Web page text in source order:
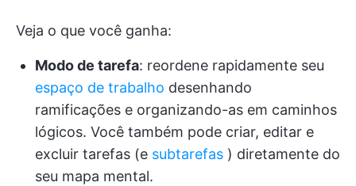
Veja o que você ganha:
Modo de tarefa: reordene rapidamente seu
espaço de trabalho desenhando
ramificações e organizando-as em caminhos
lógicos. Você também pode criar, editar e
excluir tarefas (e subtarefas ) diretamente do
seu mapa mental.